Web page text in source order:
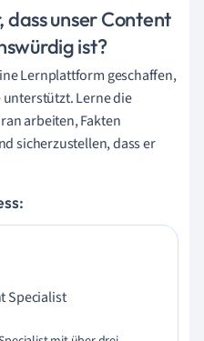
dass unser Content
ist?
Lernplattform geschaffen,
Lerne die
arbeiten, Fakten
sicherzustellen, dass er
Specialist